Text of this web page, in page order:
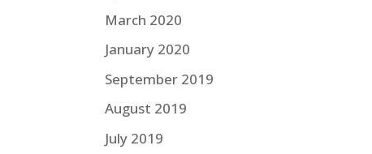
March 2020
January 2020
September 2019
August 2019
July 2019